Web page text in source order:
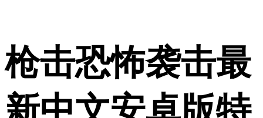
枪击恐怖袭击最
新中文安卓版特